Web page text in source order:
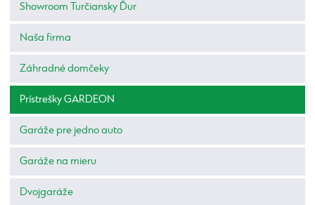
Showroom Turčiansky Ďur
Naša firma
Záhradné domčeky
Prístrešky GARDEON
Garáže pre jedno auto
Garáže na mieru
Dvojgaráže